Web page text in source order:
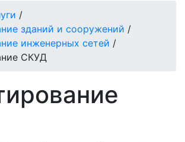
/
зданий и сооружений /
инженерных сетей /
СКУД